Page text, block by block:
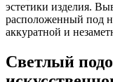
эстетики изделия.
расположенный под
аккуратной и
Светлый